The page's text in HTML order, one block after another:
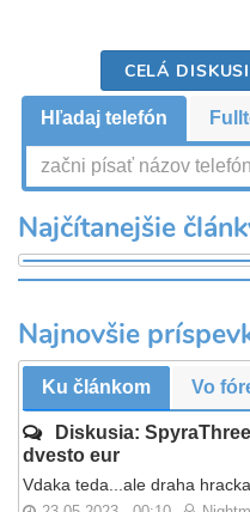
CELÁ
Hľadaj telefón
Najčítanejšie
Najnovšie
Ku článkom Vo
Diskusia:
dvesto eur
Vdaka teda...ale draha